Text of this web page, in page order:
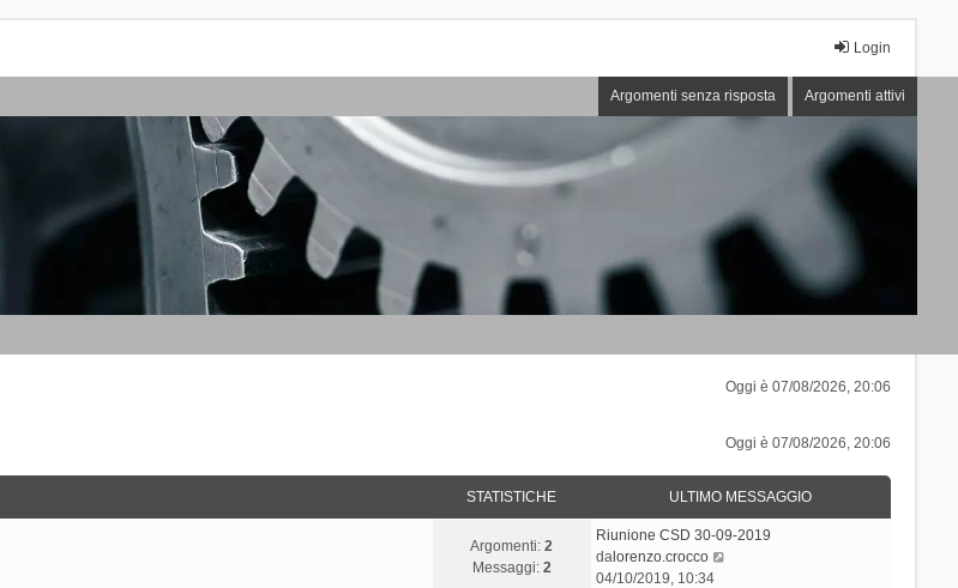
Login
Argomenti senza risposta Argomenti attivi
Oggi è 07/08/2026, 20:06
Oggi è 07/08/2026, 20:06
STATISTICHE ULTIMO MESSAGGIO
Argomenti:2
Messaggi: 2
Riunione CSD 30-09-2019
dalorenzo.crocco
04/10/2019, 10:34